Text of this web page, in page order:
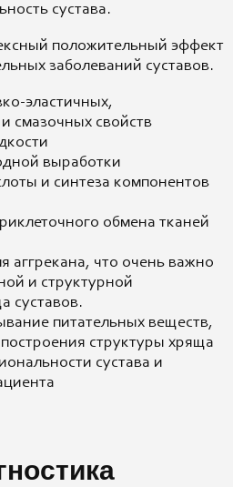
сустава.
положительный эффект
заболеваний суставов.
эластичных,
смазочных свойств
выработки
и синтеза компонентов
обмена тканей
аггрекана, что очень важно
и структурной
суставов.
питательных веществ,
структуры хряща
сустава и